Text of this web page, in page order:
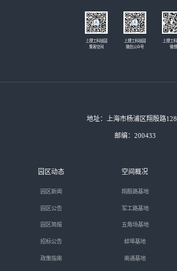
上理工科技园
集客空间
上理工科技园
微信公众号
上理工
微博
地址：上海市杨浦区翔殷路
邮编：200433
园区动态
园区新闻
园区公告
园区简报
招标公告
政策指南
空间概况
翔殷路基地
军工路基地
五角场基地
蚌埠基地
南通基地